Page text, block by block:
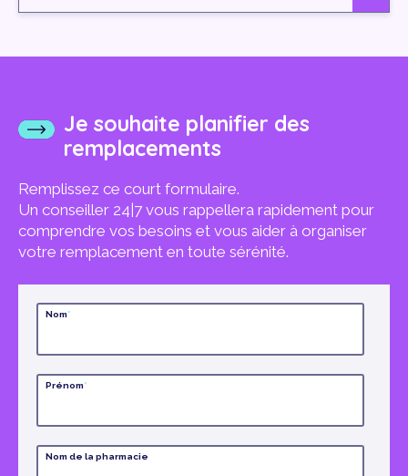
Je souhaite planifier des
remplacements
Remplissez ce court formulaire.
Un conseiller 24|7 vous rappellera rapidement pour
comprendre vos besoins et vous aider à organiser
votre remplacement en toute sérénité.
Nom*
Prénom*
Nom de la pharmacie